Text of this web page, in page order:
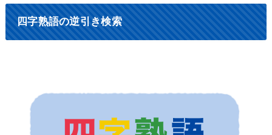
四字熟語の逆引き検索